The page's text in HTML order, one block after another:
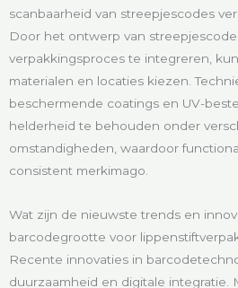
scanbaarheid van streepjescodes
Door het ontwerp van
verpakkingsproces te integreren,
materialen en locaties kiezen.
beschermende coatings en UV-
helderheid te behouden onder
omstandigheden, waardoor
consistent merkimago.
Wat zijn de nieuwste trends en
barcodegrootte voor
Recente innovaties in
duurzaamheid en digitale integratie.